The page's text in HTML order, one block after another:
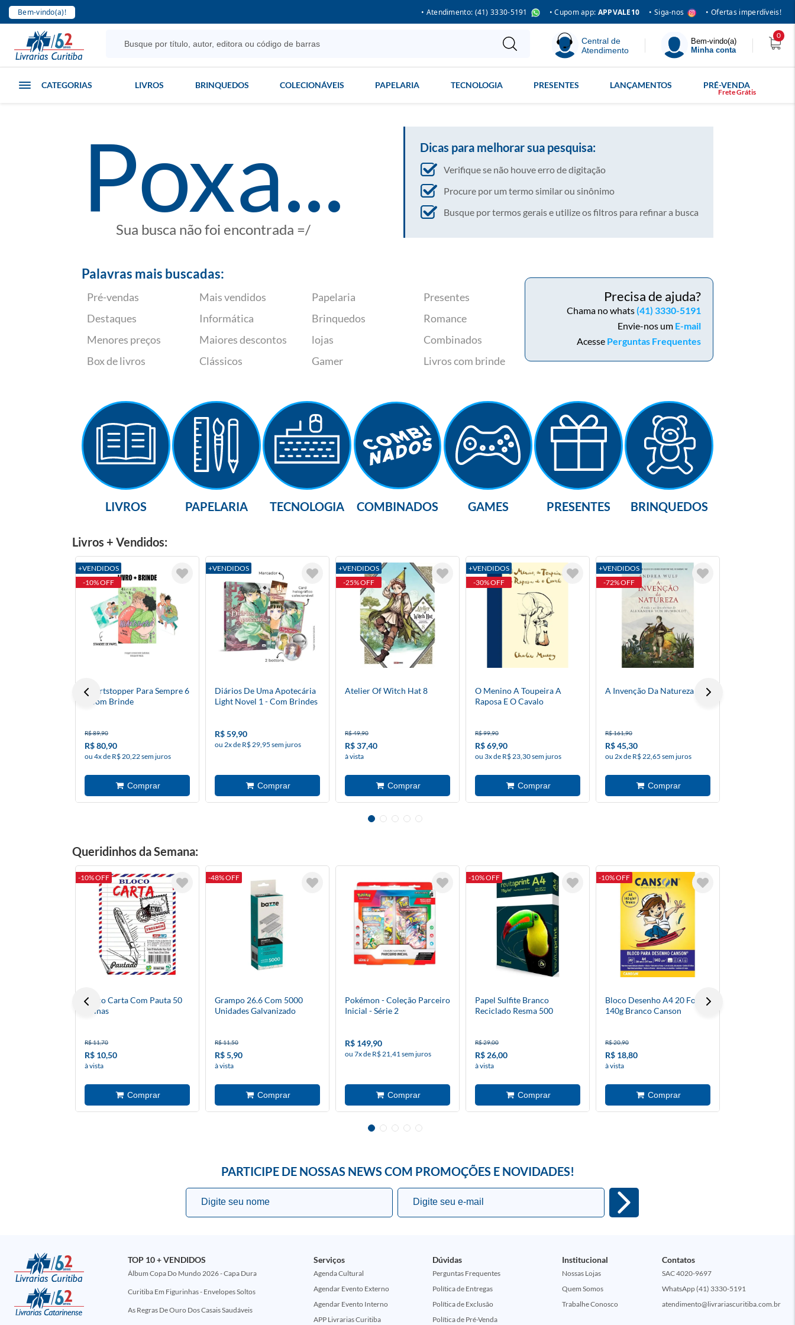
Bem-vindo(a)! • Atendimento: (41) 3330-5191 • Cupom app: APPVALE10 • Siga-nos • Ofertas imperdíveis!
Central de
Atendimento
Bem-vindo(a)
Minha conta
0
CATEGORIAS LIVROS BRINQUEDOS COLECIONÁVEIS PAPELARIA TECNOLOGIA PRESENTES LANÇAMENTOS PRÉ-VENDA
poxa...
Sua busca não foi encontrada =/
Dicas para melhorar sua pesquisa:
Verifique se não houve erro de digitação
Procure por um termo similar ou sinônimo
Busque por termos gerais e utilize os filtros para refinar a busca
Palavras mais buscadas:
Pré-vendas
Destaques
Menores preços
Box de livros
Mais vendidos
Informática
Maiores descontos
Clássicos
Papelaria
Brinquedos
lojas
Gamer
Presentes
Romance
Combinados
Livros com brinde
Precisa de ajuda?
Chama no whats(41) 3330-5191
Envie-nos um E-mail
Acesse Perguntas Frequentes
LIVROS PAPELARIA TECNOLOGIA COMBINADOS GAMES PRESENTES BRINQUEDOS
Livros + Vendidos:
+VENDIDOS
-10% OFF
Heartstopper Para Sempre 6
- Com Brinde
R$ 89,90
R$ 80,90
ou 4x de R$ 20,22 sem juros
+VENDIDOS
Diários De Uma Apotecária
Light Novel 1 - Com Brindes
R$ 59,90
ou 2x de R$ 29,95 sem juros
+VENDIDOS
-25% OFF
Atelier Of Witch Hat 8
R$ 49,90
R$ 37,40
à vista
+VENDIDOS
-30% OFF
O Menino A Toupeira A
Raposa E O Cavalo
R$ 99,90
R$ 69,90
ou 3x de R$ 23,30 sem juros
+VENDIDOS
-72% OFF
A Invenção Da Natureza
R$ 161,90
R$ 45,30
ou 2x de R$ 22,65 sem juros
Queridinhos da Semana:
-10% OFF
Bloco Carta Com Pauta 50
Folhas
R$ 11,70
R$ 10,50
à vista
-48% OFF
Grampo 26.6 Com 5000
Unidades Galvanizado
R$ 11,50
R$ 5,90
à vista
Pokémon - Coleção Parceiro
Inicial - Série 2
R$ 149,90
ou 7x de R$ 21,41 sem juros
-10% OFF
Papel Sulfite Branco
Reciclado Resma 500
R$ 29,00
R$ 26,00
à vista
-10% OFF
Bloco Desenho A4 20 Folhas
140g Branco Canson
R$ 20,90
R$ 18,80
à vista
PARTICIPE DE NOSSAS NEWS COM PROMOÇÕES E NOVIDADES!
TOP 10 + VENDIDOS
Álbum Copa Do Mundo 2026 - Capa Dura
Curitiba Em Figurinhas - Envelopes Soltos
As Regras De Ouro Dos Casais Saudáveis
Serviços
Agenda Cultural
Agendar Evento Externo
Agendar Evento Interno
APP Livrarias Curitiba
Dúvidas
Perguntas Frequentes
Política de Entregas
Política de Exclusão
Política de Pré-Venda
Institucional
Nossas Lojas
Quem Somos
Trabalhe Conosco
Contatos
SAC 4020-9697
WhatsApp (41) 3330-5191
atendimento@livrariascuritiba.com.br